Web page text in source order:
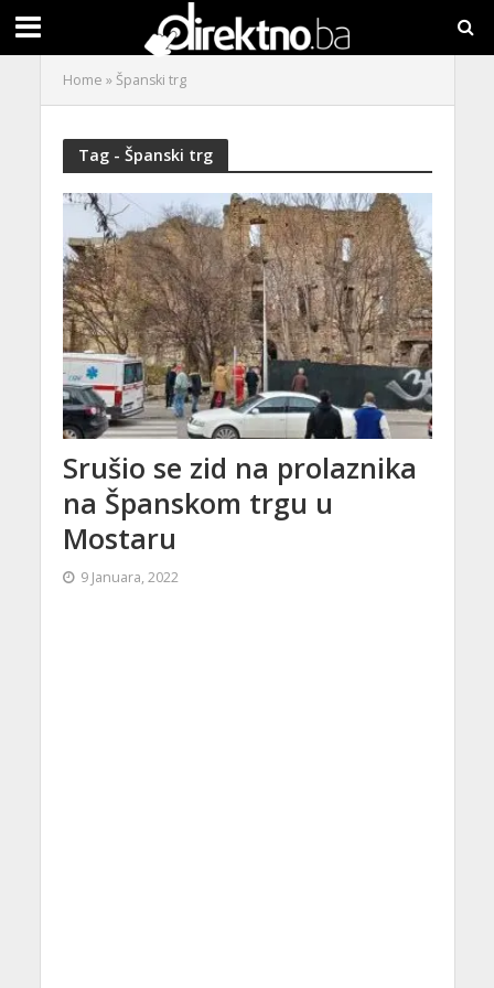
Home »Španski trg
Tag - Španski trg
Srušio se zid na prolaznika
na Španskom trgu u
Mostaru
9 Januara, 2022